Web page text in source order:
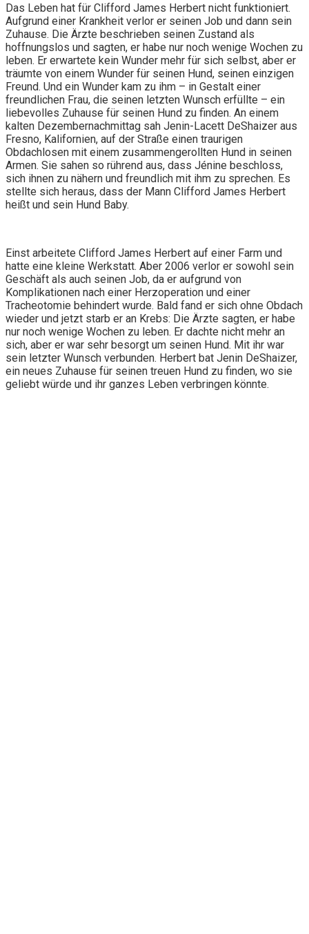
Das Leben hat für Clifford James Herbert nicht funktioniert.
Aufgrund einer Krankheit verlor er seinen Job und dann sein
Zuhause. Die Ärzte beschrieben seinen Zustand als
hoffnungslos und sagten, er habe nur noch wenige Wochen zu
leben. Er erwartete kein Wunder mehr für sich selbst, aber er
träumte von einem Wunder für seinen Hund, seinen einzigen
Freund. Und ein Wunder kam zu ihm – in Gestalt einer
freundlichen Frau, die seinen letzten Wunsch erfüllte – ein
liebevolles Zuhause für seinen Hund zu finden. An einem
kalten Dezembernachmittag sah Jenin-Lacett DeShaizer aus
Fresno, Kalifornien, auf der Straße einen traurigen
Obdachlosen mit einem zusammengerollten Hund in seinen
Armen. Sie sahen so rührend aus, dass Jénine beschloss,
sich ihnen zu nähern und freundlich mit ihm zu sprechen. Es
stellte sich heraus, dass der Mann Clifford James Herbert
heißt und sein Hund Baby.
Einst arbeitete Clifford James Herbert auf einer Farm und
hatte eine kleine Werkstatt. Aber 2006 verlor er sowohl sein
Geschäft als auch seinen Job, da er aufgrund von
Komplikationen nach einer Herzoperation und einer
Tracheotomie behindert wurde. Bald fand er sich ohne Obdach
wieder und jetzt starb er an Krebs: Die Ärzte sagten, er habe
nur noch wenige Wochen zu leben. Er dachte nicht mehr an
sich, aber er war sehr besorgt um seinen Hund. Mit ihr war
sein letzter Wunsch verbunden. Herbert bat Jenin DeShaizer,
ein neues Zuhause für seinen treuen Hund zu finden, wo sie
geliebt würde und ihr ganzes Leben verbringen könnte.